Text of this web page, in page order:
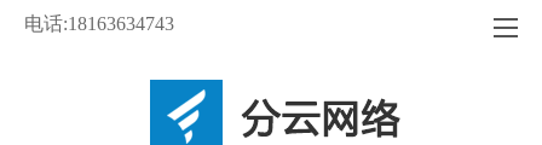
电话:18163634743